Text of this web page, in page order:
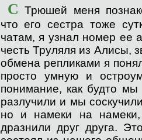
С Трюшей меня
что его сестра тоже
чатам, я узнал номер ее
честь Труляля из Алисы,
обмена репликами я
просто умную и
понимание, как будто
разлучили и мы
но и намеки на
дразнили друг друга.